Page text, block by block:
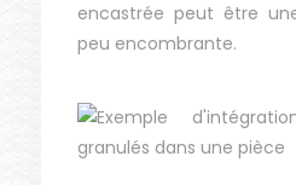
encastrée peut être
peu encombrante.